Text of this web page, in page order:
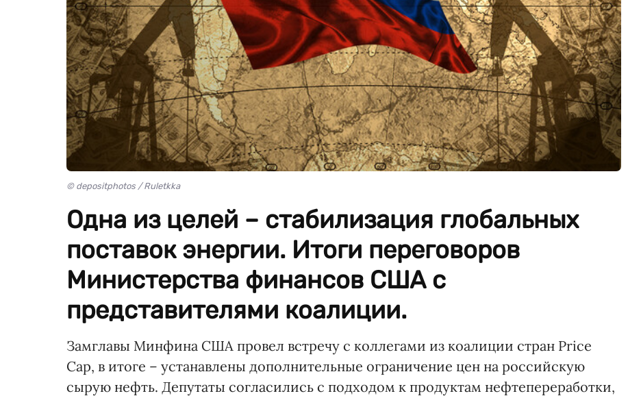
© depositphotos / Ruletkka
Одна из целей – стабилизация глобальных
поставок энергии. Итоги переговоров
Министерства финансов США с
представителями коалиции.
Замглавы Минфина США провел встречу с коллегами из коалиции стран Price
Cap, в итоге – устанавлены дополнительные ограничение цен на российскую
сырую нефть. Депутаты согласились с подходом к продуктам нефтепереработки,